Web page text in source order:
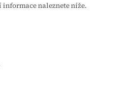
naleznete níže.